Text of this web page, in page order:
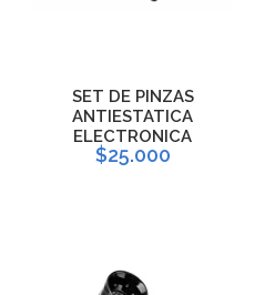
SET DE PINZAS
ANTIESTATICA
ELECTRONICA
$25.000